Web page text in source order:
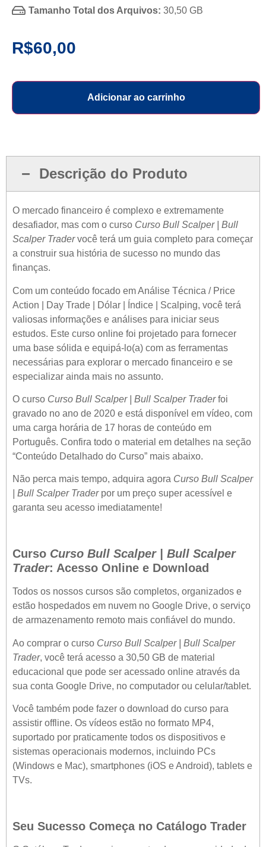
Tamanho Total dos Arquivos: 30,50 GB
R$60,00
Adicionar ao carrinho
Descrição do Produto
O mercado financeiro é complexo e extremamente
desafiador, mas com o curso Curso Bull Scalper | Bull
Scalper Tradervocê terá um guia completo para começar
a construir sua história de sucesso no mundo das
finanças.
Com um conteúdo focado em Análise Técnica / Price
Action | Day Trade | Dólar | Índice | Scalping, você terá
valiosas informações e análises para iniciar seus
estudos. Este curso online foi projetado para fornecer
uma base sólida e equipá-lo(a) com as ferramentas
necessárias para explorar o mercado financeiro e se
especializar ainda mais no assunto.
O curso Curso Bull Scalper | Bull Scalper Traderfoi
gravado no ano de 2020 e está disponível em vídeo, com
uma carga horária de 17 horas de conteúdo em
Português. Confira todo o material em detalhes na seção
“Conteúdo Detalhado do Curso” mais abaixo.
Não perca mais tempo, adquira agora Curso Bull Scalper
| Bull Scalper Traderpor um preço super acessível e
garanta seu acesso imediatamente!
Curso Curso Bull Scalper | Bull Scalper
Trader: Acesso Online e Download
Todos os nossos cursos são completos, organizados e
estão hospedados em nuvem no Google Drive, o serviço
de armazenamento remoto mais confiável do mundo.
Ao comprar o curso Curso Bull Scalper | Bull Scalper
Trader, você terá acesso a 30,50 GB de material
educacional que pode ser acessado online através da
sua conta Google Drive, no computador ou celular/tablet.
Você também pode fazer o download do curso para
assistir offline. Os vídeos estão no formato MP4,
suportado por praticamente todos os dispositivos e
sistemas operacionais modernos, incluindo PCs
(Windows e Mac), smartphones (iOS e Android), tablets e
TVs.
Seu Sucesso Começa no Catálogo Trader